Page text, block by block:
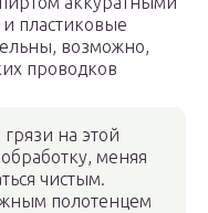
пластиковые
возможно,
проводков
на этой
меняя
чистым.
полотенцем